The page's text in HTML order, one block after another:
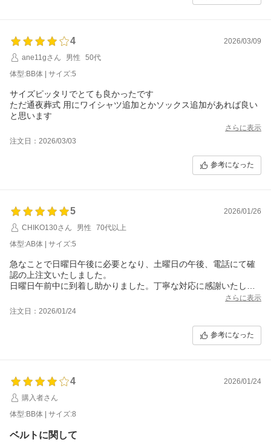
4
2026/03/09
ane11gさん
男性
50代
体型:BB体 | サイズ:5
サイズピッタリでとても良かったです
ただ通夜葬式 用にワイシャツ追加とかソックス追加があれば良い
と思います
さらに表示
注文日：2026/03/03
参考になった
5
2026/01/26
CHIKO130さん
男性
70代以上
体型:AB体 | サイズ:5
急なことで日曜日午後に必要となり、土曜日の午後、電話にて確
認の上注文いたしました。
日曜日午前中に到着し助かりました。丁寧な対応に感謝いたしま
さらに表示
注文日：2026/01/24
参考になった
4
2026/01/24
購入者さん
体型:BB体 | サイズ:8
ベルトに関して